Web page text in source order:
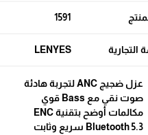
1591
التجارية LENYES
عزل ضجيج ANC لتجربة هادئة
صوت نقي مع Bass قوي
مكالمات أوضح بتقنية ENC
Bluetooth 5.3 سريع وثابت